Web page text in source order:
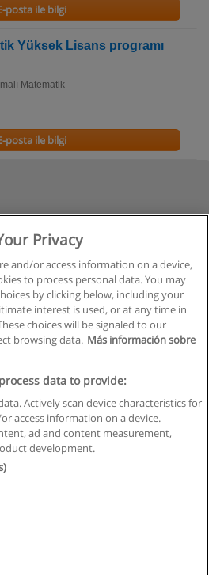
posta ile bilgi
Yüksek Lisans programı
Matematik
posta ile bilgi
koşulları
politikası
S.L. - CIF : B-95610580: -
Privacy
and/or access information on a device,
to process personal data. You may
by clicking below, including your
interest is used, or at any time in
choices will be signaled to our
browsing data. Más información sobre
data to provide:
Actively scan device characteristics for
access information on a device.
ad and content measurement,
development.